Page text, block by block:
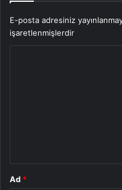
E-posta adresiniz
işaretlenmişlerdir
Ad *